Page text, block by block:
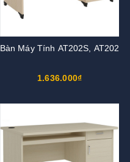
Bàn Máy Tính AT202S, AT202
1.636.000₫